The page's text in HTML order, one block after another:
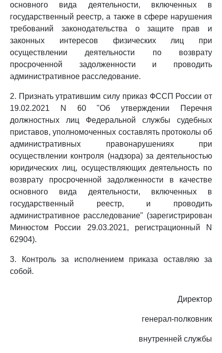
основного вида деятельности, включенных в
государственный реестр, а также в сфере нарушения
требований законодательства о защите прав и
законных интересов физических лиц при
осуществлении деятельности по возврату
просроченной задолженности и проводить
административное расследование.
2. Признать утратившим силу приказ ФССП России от
19.02.2021 N 60 "Об утверждении Перечня
должностных лиц Федеральной службы судебных
приставов, уполномоченных составлять протоколы об
административных правонарушениях при
осуществлении контроля (надзора) за деятельностью
юридических лиц, осуществляющих деятельность по
возврату просроченной задолженности в качестве
основного вида деятельности, включенных в
государственный реестр, и проводить
административное расследование" (зарегистрирован
Минюстом России 29.03.2021, регистрационный N
62904).
3. Контроль за исполнением приказа оставляю за
собой.
Директор
генерал-полковник
внутренней службы